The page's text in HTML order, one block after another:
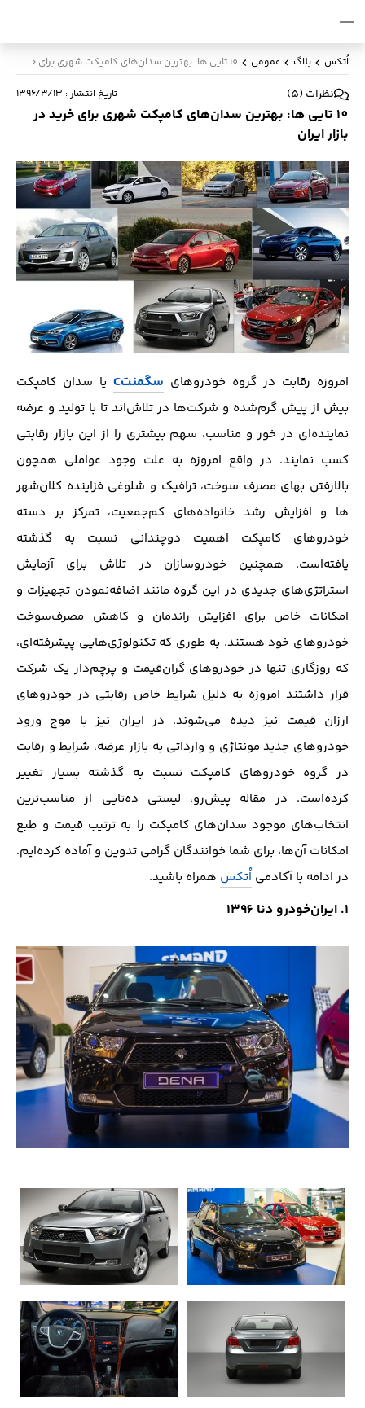
اُتکس بلاگ عمومی 10 تایی ها: بهترین سدان‌های کامپکت شهری برای خرید در بازار ایران
نظرات (
5
) تاریخ انتشار: ۱۳۹۶/۳/۱۳
10 تایی ها: بهترین سدان‌های کامپکت شهری برای خرید در
بازار ایران
امروزه رقابت در گروه خودرو‌های سگمنتC
یا سدان کامپکت
بیش از پیش گرم‌شده و شرکت‌ها در تلاش‌اند تا با تولید و عرضه
نماینده‌ای در خور و مناسب، سهم بیشتری را از این بازار رقابتی
کسب نمایند. در واقع امروزه به علت وجود عواملی همچون
بالارفتن بهای مصرف سوخت، ترافیک و شلوغی فزاینده کلان‌شهر
ها و افزایش رشد خانواده‌های کم‌جمعیت، تمرکز بر دسته
خودرو‌های کامپکت اهمیت دو‌چندانی نسبت به گذشته
یافته‌است. همچنین خودروسازان در تلاش‌ برای آزمایش
استراتژی‌های جدیدی در این گروه مانند اضافه‌نمودن تجهیزات و
امکانات خاص برای افزایش راندمان و کاهش مصرف‌سوخت
خودرو‌های خود هستند. به طوری که تکنولوژی‌هایی پیشرفته‌ای،
که روزگاری تنها در خودرو‌های گران‌قیمت و پرچم‌دار یک شرکت
قرار داشتند امروزه به دلیل شرایط خاص رقابتی در خودرو‌های
ارزان قیمت نیز دیده می‌شوند. در ایران نیز با موج ورود
خودرو‌های جدید مونتاژی و وارداتی به بازار عرضه، شرایط و رقابت
در گروه‌ خودرو‌های کامپکت نسبت به گذشته بسیار تغییر
کرده‌است. در مقاله پیش‌رو، لیستی ده‌تایی از مناسب‌ترین
انتخاب‌های موجود سدان‌های کامپکت را به ترتیب قیمت و طبع
امکانات آن‌ها، برای شما خوانندگان گرامی تدوین و آماده کرده‌ایم.
در ادامه با آکادمی اُتکس همراه باشید.
1. ایران‌خودرو دنا 1396